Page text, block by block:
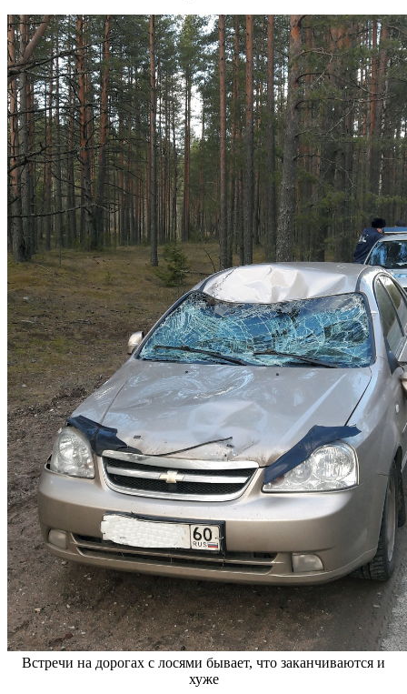
Встречи на дорогах с лосями бывает, что заканчиваются и
хуже